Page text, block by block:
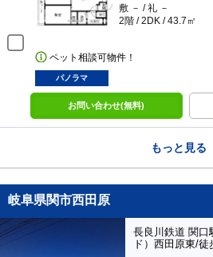
敷 － / 礼 －
2階 / 2DK / 43.7㎡
ペット相談可物件！
パノラマ
お問い合わせ(無料)
もっと見る
岐阜県関市西田原
長良川鉄道 関口
ド）西田原東/徒